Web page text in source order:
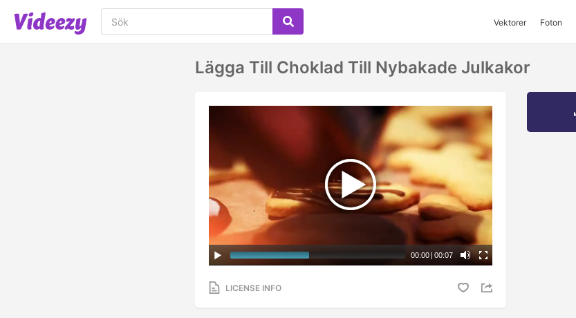
Vektorer Foton
Lägga Till Choklad Till Nybakade Julkakor
00:00 | 00:07
LICENSE INFO